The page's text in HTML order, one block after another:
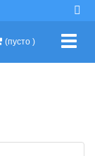
(пусто )